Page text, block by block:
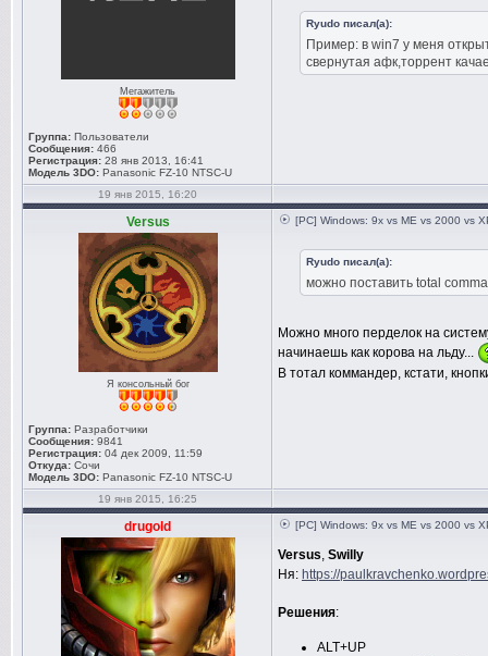
Мегажитель
Группа: Пользователи
Сообщения: 466
Регистрация: 28 янв 2013, 16:41
Модель 3DO: Panasonic FZ-10 NTSC-U
Ryudo писал(а):
Пример: в win7 у меня
свернутая афк,торрент
19 янв 2015, 16:20
Versus
Я консольный бог
Группа: Разработчики
Сообщения: 9841
Регистрация: 04 дек 2009, 11:59
Откуда: Сочи
Модель 3DO: Panasonic FZ-10 NTSC-U
[PC] Windows: 9x vs ME vs 2000 vs
Ryudo писал(а):
можно поставить total
Можно много перделок на
начинаешь как корова на льду...
В тотал коммандер, кстати,
19 янв 2015, 16:25
drugold [PC] Windows: 9x vs ME vs 2000 vs
Versus, Swilly
Ня: https://
Решения:
ALT+UP